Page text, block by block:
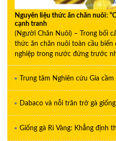
Nguyên liệu thức ăn chăn nuôi:
cạnh tranh
(Người Chăn Nuôi) – Trong bối
thức ăn chăn nuôi toàn cầu biến
nghiệp trong nước đứng trước
Trung tâm Nghiên cứu Gia
Dabaco và nỗi trăn trở gà
Giống gà Ri Vàng: Khẳng định